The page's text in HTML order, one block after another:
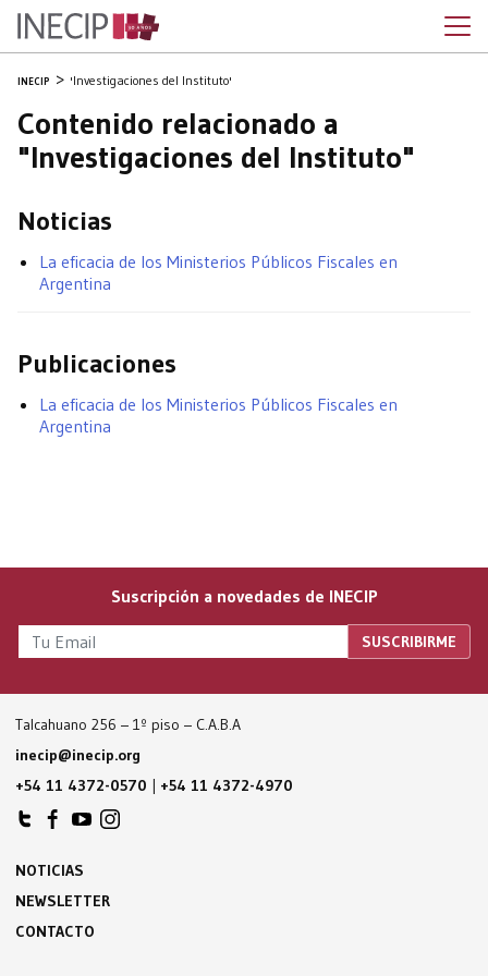
INECIP 'Investigaciones del Instituto'
Contenido relacionado a
"Investigaciones del Instituto"
Noticias
La eficacia de los Ministerios Públicos Fiscales en
Argentina
Publicaciones
La eficacia de los Ministerios Públicos Fiscales en
Argentina
Suscripción a novedades de INECIP
Talcahuano 256 – 1º piso – C.A.B.A
inecip@inecip.org
+54 11 4372-0570 | +54 11 4372-4970
NOTICIAS
NEWSLETTER
CONTACTO